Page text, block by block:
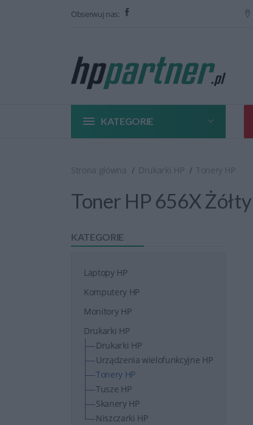
Obserwuj nas:
KATEGORIE
Strona główna Drukarki HP Tonery HP
Toner HP 656X Żółty
KATEGORIE
Laptopy HP
Komputery HP
Monitory HP
Drukarki HP
Drukarki HP
Urządzenia wielofunkcyjne HP
Tonery HP
Tusze HP
Skanery HP
Niszczarki HP